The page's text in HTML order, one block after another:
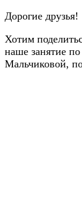
Дорогие друзья!
Хотим
наше занятие
Мальчиковой,